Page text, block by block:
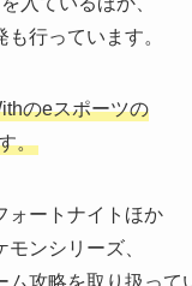
行っています。
のeスポーツの
。
ォートナイトほか
ンシリーズ、